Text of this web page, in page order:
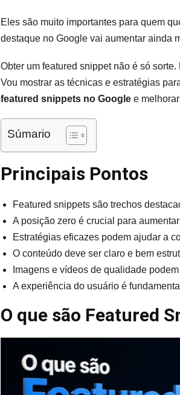
Eles são muito importantes para quem
destaque no Google vai aumentar ainda
Obter um featured snippet não é só
Vou mostrar as técnicas e estratégias
featured snippets no Googlee
Súmario
Principais Pontos
Featured snippets são trechos
A posição zero é crucial para
Estratégias eficazes podem ajudar a
O conteúdo deve ser claro e bem
Imagens e vídeos de qualidade
A experiência do usuário é
O que são Featured